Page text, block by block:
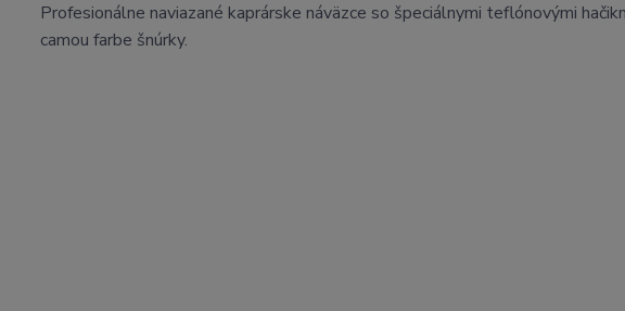
Profesionálne naviazané kaprárske náväzce so špeciálnymi teflónovými
camou farbe šnúrky.